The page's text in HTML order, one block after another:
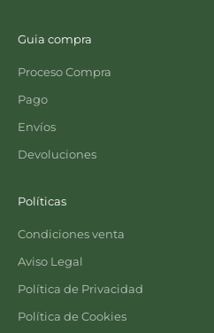
Guia compra
Proceso Compra
Pago
Envíos
Devoluciones
Políticas
Condiciones venta
Aviso Legal
Política de Privacidad
Política de Cookies